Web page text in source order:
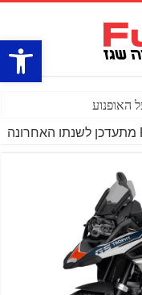
פתח
האופנוע